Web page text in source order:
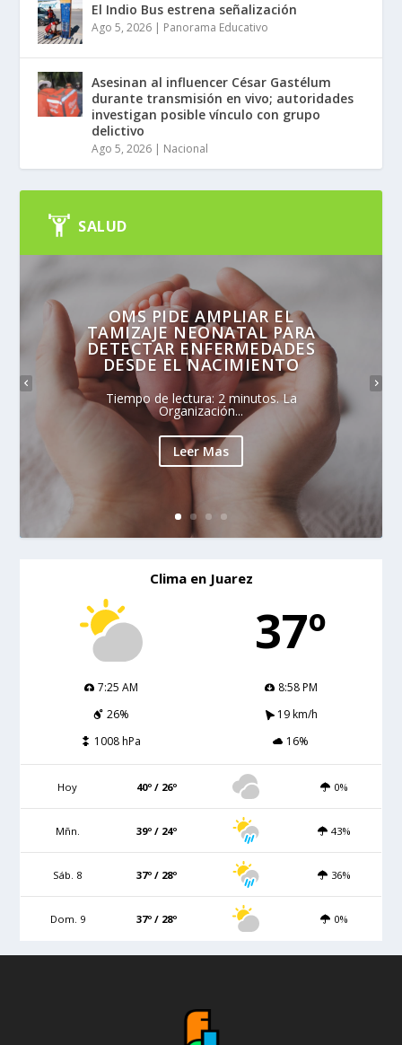
El Indio Bus estrena señalización
Ago 5, 2026 | Panorama Educativo
Asesinan al influencer César Gastélum
durante transmisión en vivo; autoridades
investigan posible vínculo con grupo
delictivo
Ago 5, 2026 | Nacional
SALUD
OMS PIDE AMPLIAR EL
TAMIZAJE NEONATAL PARA
DETECTAR ENFERMEDADES
DESDE EL NACIMIENTO
Tiempo de lectura: 2 minutos. La
Organización...
Leer Mas
Clima en Juarez
37º
7:25 AM
8:58 PM
26%
19 km/h
1008 hPa
16%
Hoy 40º / 26º 0%
Mñn. 39º / 24º 43%
Sáb. 8 37º / 28º 36%
Dom. 9 37º / 28º 0%